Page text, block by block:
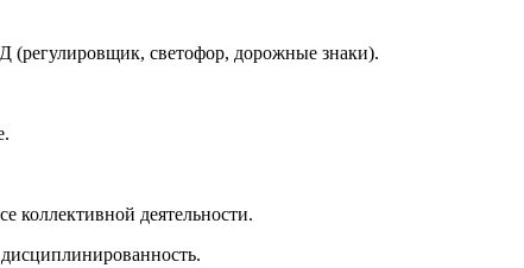
(регулировщик, светофор, дорожные знаки).
коллективной деятельности.